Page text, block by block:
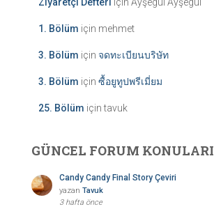
Ziyaretçi Defteri için Ayşegül Ayşegül
1. Bölüm için mehmet
3. Bölüm için จดทะเบียนบริษัท
3. Bölüm için ซื้อยูทูปพรีเมี่ยม
25. Bölüm içintavuk
GÜNCEL FORUM KONULARI
Candy Candy Final Story Çeviri
yazan Tavuk
3 hafta önce